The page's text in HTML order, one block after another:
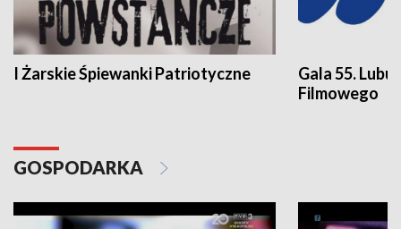
I Żarskie Śpiewanki Patriotyczne
Gala 55.
Filmowego
GOSPODARKA